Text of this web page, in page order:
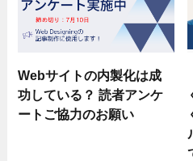
Webサイトの内製化は成
功している？ 読者アンケ
ートご協力のお願い